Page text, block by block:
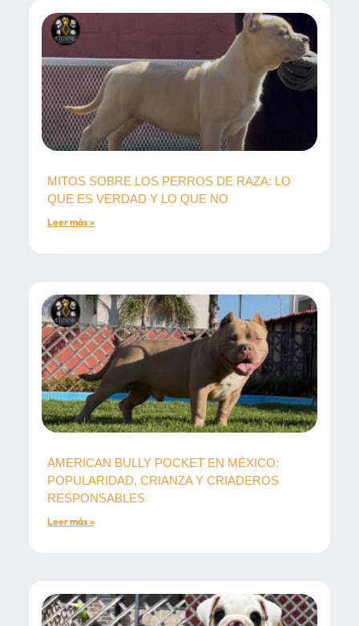
MITOS SOBRE LOS PERROS DE RAZA: LO
QUE ES VERDAD Y LO QUE NO
Leer más »
AMERICAN BULLY POCKET EN MÉXICO:
POPULARIDAD, CRIANZA Y CRIADEROS
RESPONSABLES
Leer más »